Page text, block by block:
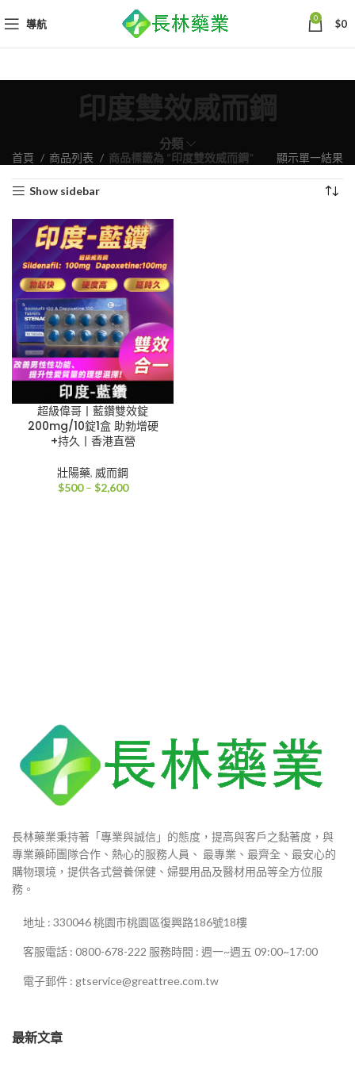
導航 0 $0
印度雙效威而鋼
分類
首頁 商品列表 商品標籤為 “印度雙效威而鋼” 顯示單一結果
Show sidebar
超級偉哥丨藍鑽雙效錠
200mg/10錠1盒 助勃增硬
+持久丨香港直營
壯陽藥, 威而鋼
$500 – $2,600價
長林藥業秉持著「專業與誠信」的態度，提高與客戶之黏著度，與
專業藥師團隊合作、熱心的服務人員、 最專業、最齊全、最安心的
購物環境，提供各式營養保健、婦嬰用品及醫材用品等全方位服
務。
地址 : 330046 桃園市桃園區復興路186號18樓
客服電話 : 0800-678-222 服務時間 : 週一~週五 09:00~17:00
電子郵件 : gtservice@greattree.com.tw
最新文章